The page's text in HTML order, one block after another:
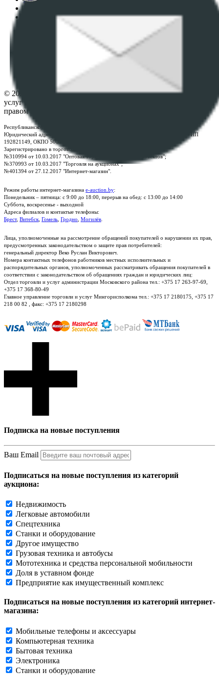
Политика в отношении обработки персональных
ПОЛОЖЕНИЕ О ПОЛИТИКЕ ОБРАБОТКИ COOKIE-
Настройки cookie-файлов
© 2026 Республиканское унитарное предприятие по оказанию
услуг "БелЮрОбеспечение" - Все права защищены авторским
правом
Республиканское унитарное предприятие по оказанию услуг "БелЮрОбеспечение"
Юридический адрес: г. Минск, пр-т. Дзержинского, 1Б, e-mail:
, УНП
192821149, ОКПО 500111895000
Зарегистрировано в торговом реестре Республики Беларусь:
№310994 от 10.03.2017 "Оптовая торговля без торговых объектов";
№370993 от 10.03.2017 "Торговля на аукционах";
№401394 от 27.12.2017 "Интернет-магазин".
Режим работы интернет-магазина e-auction.by:
Понедельник – пятница: с 9:00 до 18:00, перерыв на обед: с 13:00 до 14:00
Суббота, воскресенье - выходной
Адреса филиалов и контактые телефоны:
Брест, Витебск Гомель Гродно Могилёв
Лица, уполномоченные на рассмотрение обращений покупателей о нарушении их прав,
предусмотренных законодательством о защите прав потребителей:
генеральный директор Веко Руслан Викторович.
Номера контактных телефонов работников местных исполнительных и
распорядительных органов, уполномоченных рассматривать обращения покупателей в
соответствии с законодательством об обращениях граждан и юридических лиц:
Отдел торговли и услуг администрации Московского района тел.: +375 17 263-97-69,
+375 17 368-80-49
Главное управление торговли и услуг Мингорисполкома тел.: +375 17 2180175, +375 17
218 00 82 , факс: +375 17 2180298
Подписка на новые поступления
Ваш Email
Подписаться на новые поступления из категорий
аукциона:
Недвижимость
Легковые автомобили
Спецтехника
Станки и оборудование
Другое имущество
Грузовая техника и автобусы
Мототехника и средства персональной мобильности
Доля в уставном фонде
Предприятие как имущественный комплекс
Подписаться на новые поступления из категорий интернет-
магазина:
Мобильные телефоны и аксессуары
Компьютерная техника
Бытовая техника
Электроника
Станки и оборудование